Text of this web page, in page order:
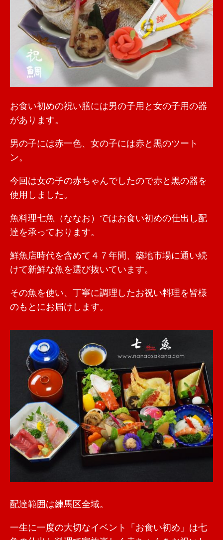
お食い初めの祝い膳には男の子用と女の子用の器
があります。
男の子には赤一色、女の子には赤と黒のツート
ン。
今回は女の子の赤ちゃんでしたので赤と黒の器を
使用しました。
魚料理七魚（ななお）ではお食い初めの仕出し配
達を承っております。
鮮魚店時代を含めて４７年間、築地市場に通い続
けて新鮮な魚を選び抜いています。
その魚を使い、丁寧に調理したお祝い料理を皆様
のもとにお届けします。
配達範囲は練馬区全域。
一生に一度の大切なイベント「お食い初め」は七